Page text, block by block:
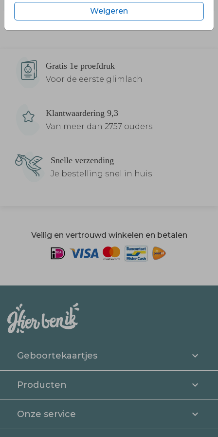
Weigeren
Gratis 1e proefdruk
Voor de eerste glimlach
Klantwaardering 9,3
Van meer dan 2757 ouders
Snelle verzending
Je bestelling snel in huis
Veilig en vertrouwd winkelen en betalen
Geboortekaartjes
Producten
Onze service